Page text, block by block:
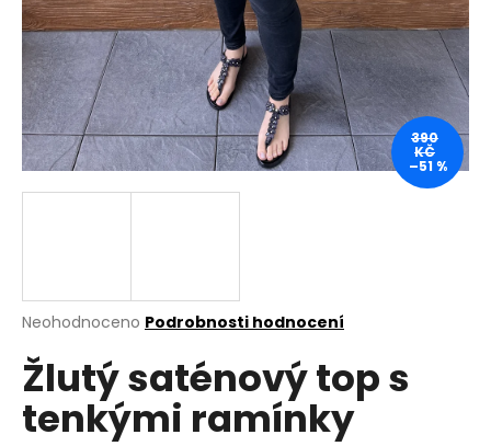
Průměrné
produktu
je
0,0
z
Neohodnoceno Podrobnosti hodnocení
Žlutý saténový top s
tenkými ramínky
390
KČ
–51 %
a
j
í
t
?
D
o
p
o